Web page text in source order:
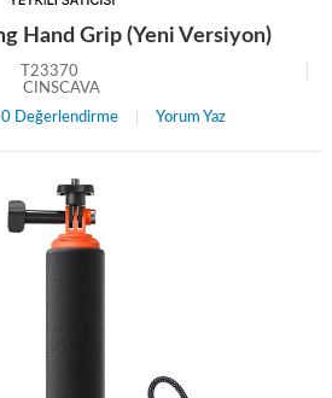
Hand Grip (Yeni Versiyon)
T23370
CINSCAVA
0 Değerlendirme
Yorum Yaz